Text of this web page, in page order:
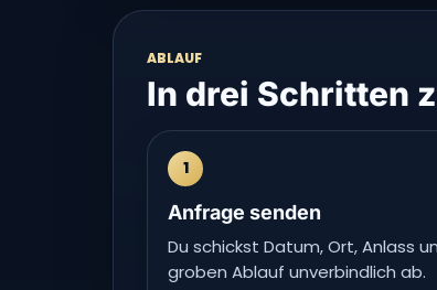
ABLAUF
In drei Schritten
1
Anfrage senden
Du schickst Datum, Ort, Anlass
groben Ablauf unverbindlich ab.